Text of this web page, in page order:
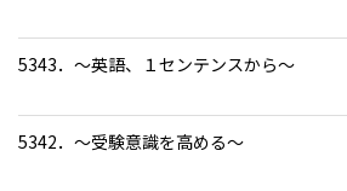
5343．～英語、１センテンスから〜
5342．～受験意識を高める〜